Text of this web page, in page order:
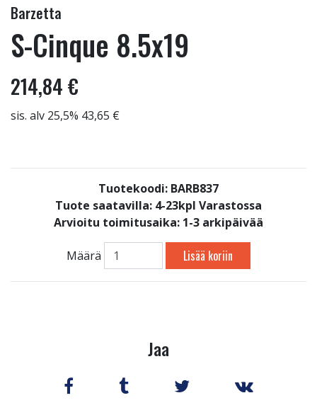
Barzetta
S-Cinque 8.5x19
214,84 €
sis. alv 25,5% 43,65 €
Tuotekoodi: BARB837
Tuote saatavilla: 4-23kpl Varastossa
Arvioitu toimitusaika: 1-3 arkipäivää
Määrä Lisää koriin
Jaa